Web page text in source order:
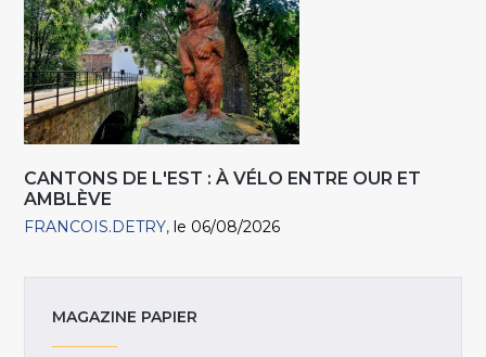
CANTONS DE L'EST : À VÉLO ENTRE OUR ET
AMBLÈVE
FRANCOIS.DETRY le 06/08/2026
MAGAZINE PAPIER